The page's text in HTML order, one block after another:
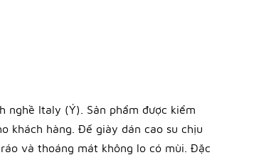
nghề Italy (Ý). Sản phẩm được kiểm
khách hàng. Đế giày dán cao su chịu
và thoáng mát không lo có mùi. Đặc